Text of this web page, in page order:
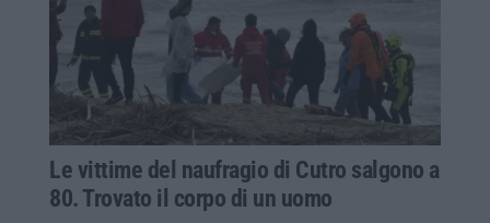
Le vittime del naufragio di Cutro salgono a
80. Trovato il corpo di un uomo